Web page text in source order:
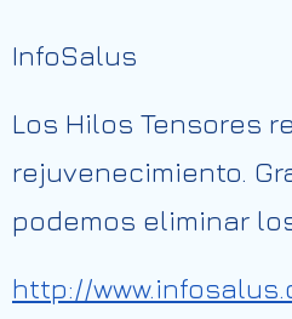
InfoSalus
Los Hilos Tensores
rejuvenecimiento.
podemos eliminar
http://